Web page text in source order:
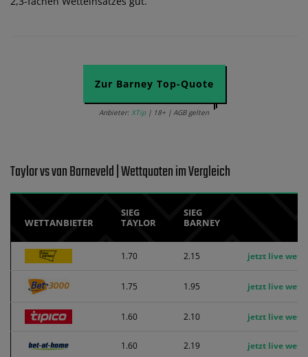
Zur Barney Top-Quote
Anbieter: XTip| 18+ | AGB gelten
Taylor vs van Barneveld | Wettquoten im Vergleich
WETTANBIETER
SIEG
TAYLOR
SIEG
BARNEY
1.70 2.15 jetzt live
1.75 1.95 jetzt live
1.60 2.10 jetzt live
1.60 2.19 jetzt live